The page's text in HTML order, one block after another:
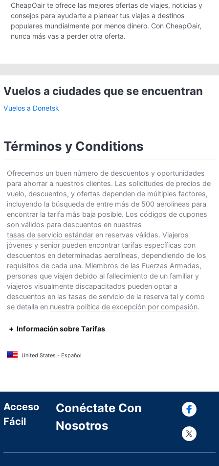
CheapOair te ofrece las mejores ofertas de viajes, noticias y
consejos para ayudarte a planear tus viajes a destinos
populares mundialmente por menos dinero. Con CheapOair,
nunca más vas a perder otra oferta.
Vuelos a ciudades que se encuentran
Vuelos a Donetsk
Términos y Conditions
Ofrecemos un buen número de descuentos y oportunidades
para ahorrar a nuestros clientes. Las solicitudes de precios de
vuelo, descuentos, y ofertas dependen de múltiples factores,
incluyendo la búsqueda de entre más de 500 aerolíneas para
encontrar la tarifa más baja posible. Los códigos de cupones
son válidos para descuentos en nuestras
tasas de servicio estándar en reservas válidas. Viajeros
jóvenes y senior pueden encontrar tarifas específicas con
descuentos en determinadas aerolíneas, dependiendo de los
requisitos de cada una. Miembros de las Fuerzas Armadas,
personas que viajen debido al fallecimiento de un familiar y
viajeros visualmente discapacitados pueden optar a
descuentos en las tasas de servicio de la reserva tal y como
se detalla en nuestra política de excepción por compasión.
Información sobre Tarifas
United States - Español
Acceso
Fácil
Conéctate Con
Nosotros